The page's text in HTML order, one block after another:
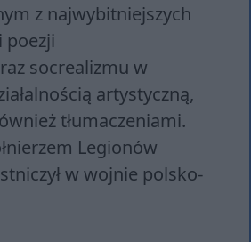
z najwybitniejszych
poezji
socrealizmu w
artystyczną,
tłumaczeniami.
Legionów
w wojnie polsko-